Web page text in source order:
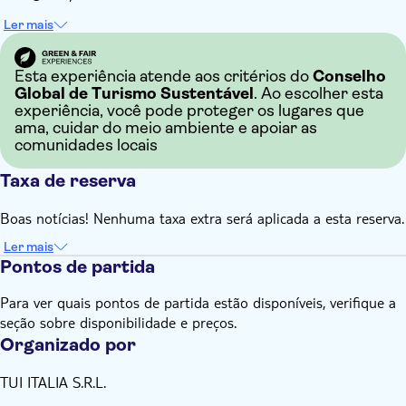
Ler mais
Esta experiência atende aos critérios do Conselho
Global de Turismo Sustentável . Ao escolher esta
experiência, você pode proteger os lugares que
ama, cuidar do meio ambiente e apoiar as
comunidades locais
Taxa de reserva
Boas notícias! Nenhuma taxa extra será aplicada a esta reserva.
Ler mais
Pontos de partida
Para ver quais pontos de partida estão disponíveis, verifique a
seção sobre disponibilidade e preços.
Organizado por
TUI ITALIA S.R.L.